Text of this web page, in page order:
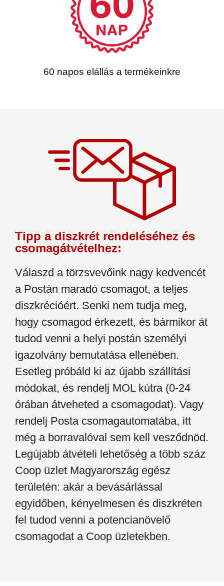
60 napos elállás a termékeinkre
Tipp a diszkrét rendeléséhez és
csomagátvételhez:
Válaszd a törzsvevőink nagy kedvencét
a Postán maradó csomagot, a teljes
diszkrécióért. Senki nem tudja meg,
hogy csomagod érkezett, és bármikor át
tudod venni a helyi postán személyi
igazolvány bemutatása ellenében.
Esetleg próbáld ki az újabb szállítási
módokat, és rendelj MOL kútra (0-24
órában átveheted a csomagodat). Vagy
rendelj Posta csomagautomatába, itt
még a borravalóval sem kell vesződnöd.
Legújabb átvételi lehetőség a több száz
Coop üzlet Magyarország egész
területén: akár a bevásárlással
egyidőben, kényelmesen és diszkréten
fel tudod venni a potencianövelő
csomagodat a Coop üzletekben.